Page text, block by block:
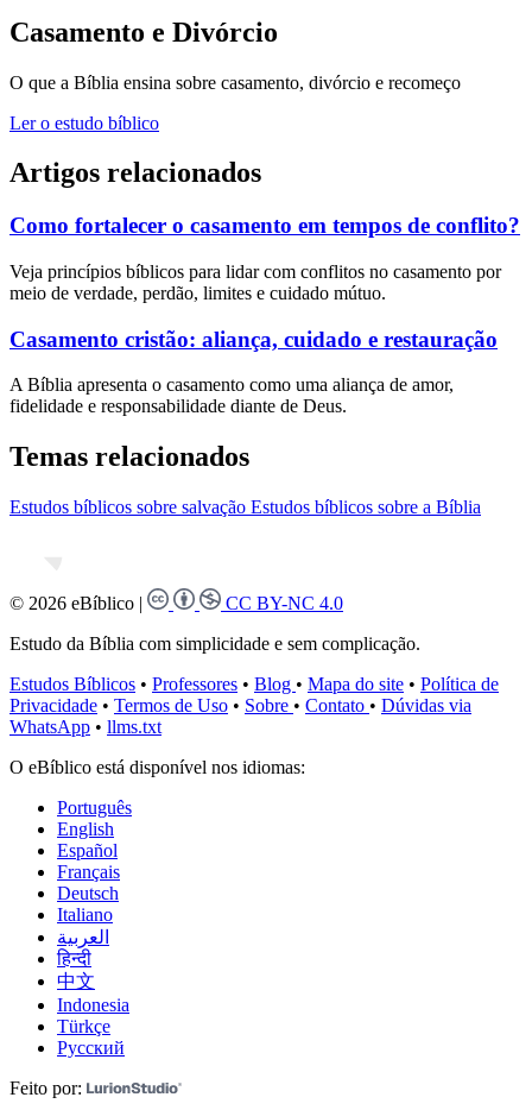
Casamento e Divórcio
O que a Bíblia ensina sobre casamento, divórcio e recomeço
Ler o estudo bíblico
Artigos relacionados
Como fortalecer o casamento em tempos de conflito?
Veja princípios bíblicos para lidar com conflitos no casamento por
meio de verdade, perdão, limites e cuidado mútuo.
Casamento cristão: aliança, cuidado e restauração
A Bíblia apresenta o casamento como uma aliança de amor,
fidelidade e responsabilidade diante de Deus.
Temas relacionados
Estudos bíblicos sobre salvação Estudos bíblicos sobre a Bíblia
© 2026 eBíblico |
CC BY-NC 4.0
Estudo da Bíblia com simplicidade e sem complicação.
Estudos Bíblicos • Professores • Blog • Mapa do site • Política de
Privacidade • Termos de Uso • Sobre • Contato • Dúvidas via
WhatsApp • llms.txt
O eBíblico está disponível nos idiomas:
Português
English
Español
Français
Deutsch
Italiano
العربية
हिन्दी
中文
Indonesia
Türkçe
Русский
Feito por: